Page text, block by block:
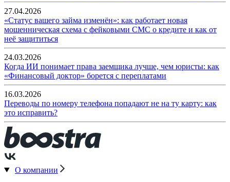
27.04.2026
«Статус вашего займа изменён»: как работает новая
мошенническая схема с фейковыми СМС о кредите и как от
неё защититься
24.03.2026
Когда ИИ понимает права заемщика лучше, чем юристы: как
«Финансовый доктор» борется с переплатами
16.03.2026
Переводы по номеру телефона попадают не на ту карту: как
это исправить?
О компании